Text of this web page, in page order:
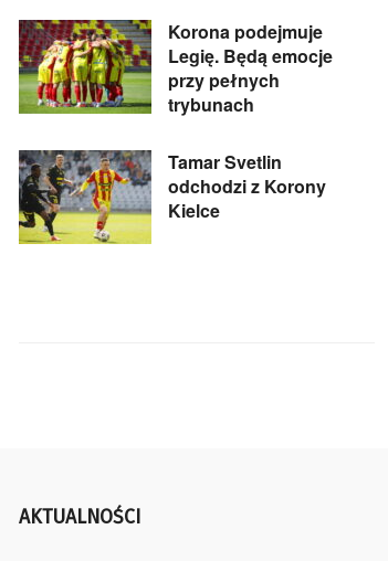
Korona podejmuje
Legię. Będą emocje
przy pełnych
trybunach
Tamar Svetlin
odchodzi z Korony
Kielce
AKTUALNOŚCI